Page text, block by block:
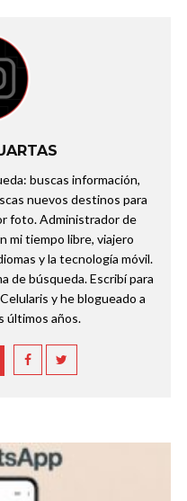
buscas información,
nuevos destinos para
foto. Administrador de
mi tiempo libre, viajero
y la tecnología móvil.
de búsqueda. Escribí para
y he blogueado a
últimos años.